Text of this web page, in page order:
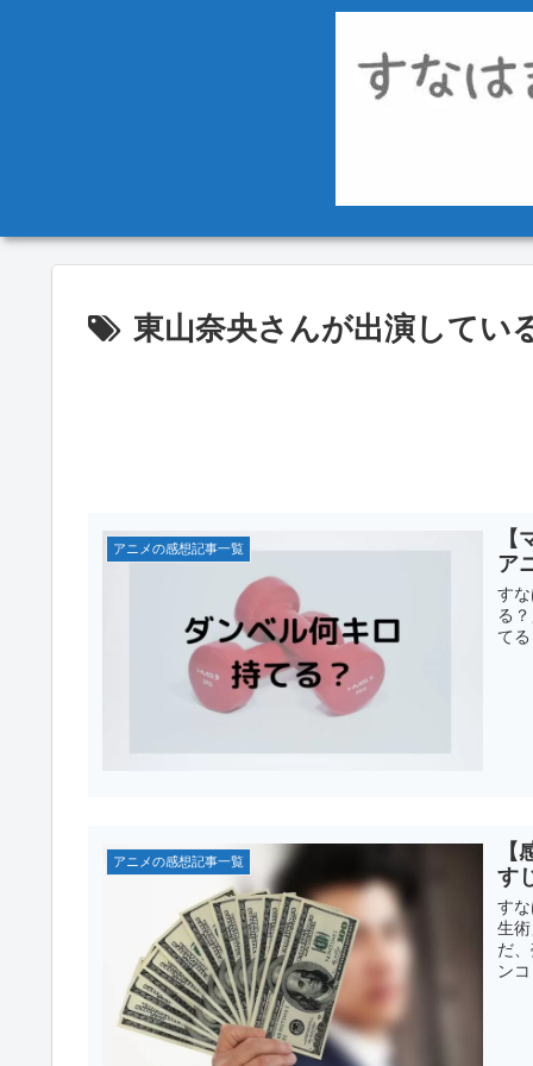
東山奈央さんが出演してい
アニメの感想記事一覧
ア
す
る
て
アニメの感想記事一覧
す
す
生
だ
ン